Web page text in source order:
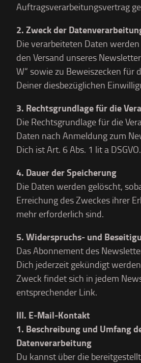
Auftragsverarbeitungsvertrag
2. Zweck der
Die verarbeiteten Daten
den Versand unseres
W“ sowie zu Beweiszecken für
Deiner diesbezüglichen
3. Rechtsgrundlage für die
Die Rechtsgrundlage für die
Daten nach Anmeldung zum
Dich ist Art. 6 Abs. 1 lit a DSGVO.
4. Dauer der Speicherung
Die Daten werden gelöscht,
Erreichung des Zweckes ihrer
mehr erforderlich sind.
5. Widerspruchs- und
Das Abonnement des
Dich jederzeit gekündigt
Zweck findet sich in jedem
entsprechender Link.
III. E-Mail-Kontakt
1. Beschreibung und Umfang
Datenverarbeitung
Du kannst über die